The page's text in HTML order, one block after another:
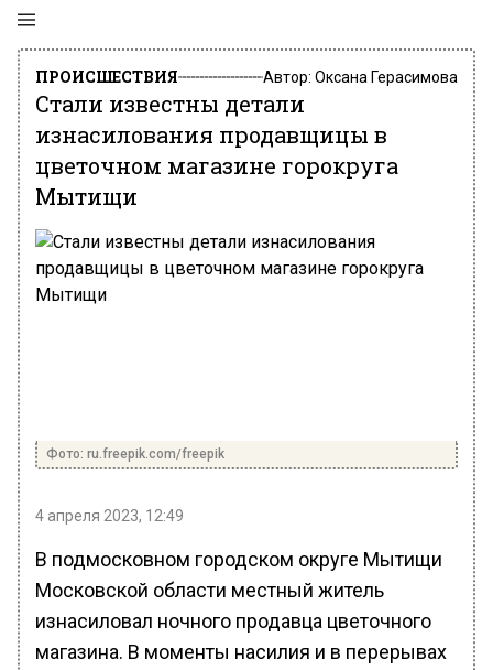
ПРОИСШЕСТВИЯ Автор: Оксана Герасимова
Стали известны детали
изнасилования продавщицы в
цветочном магазине горокруга
Мытищи
Фото: ru.freepik.com/freepik
4 апреля 2023, 12:49
В подмосковном городском округе Мытищи
Московской области местный житель
изнасиловал ночного продавца цветочного
магазина. В моменты насилия и в перерывах